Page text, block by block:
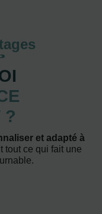
?
et adapté à
tout ce qui fait une